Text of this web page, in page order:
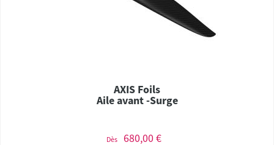
AXIS Foils
Aile avant -Surge
Dès 680,00 €